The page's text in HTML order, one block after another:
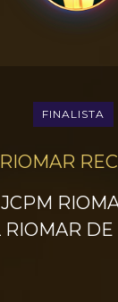
FINALISTA
RIOMAR
RIOMAR